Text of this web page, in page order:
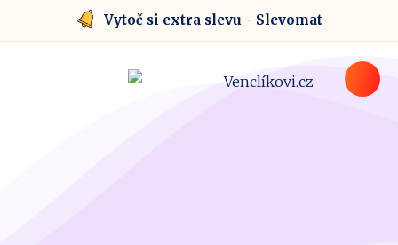
Vytoč si extra slevu - Slevomat